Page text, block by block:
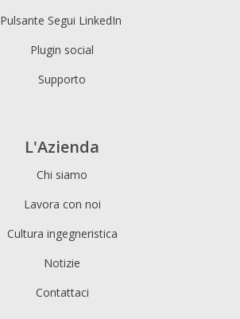
Pulsante Segui LinkedIn
Plugin social
Supporto
L'Azienda
Chi siamo
Lavora con noi
Cultura ingegneristica
Notizie
Contattaci